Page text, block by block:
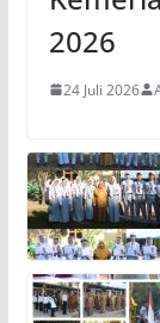
2026
24 Juli 2026